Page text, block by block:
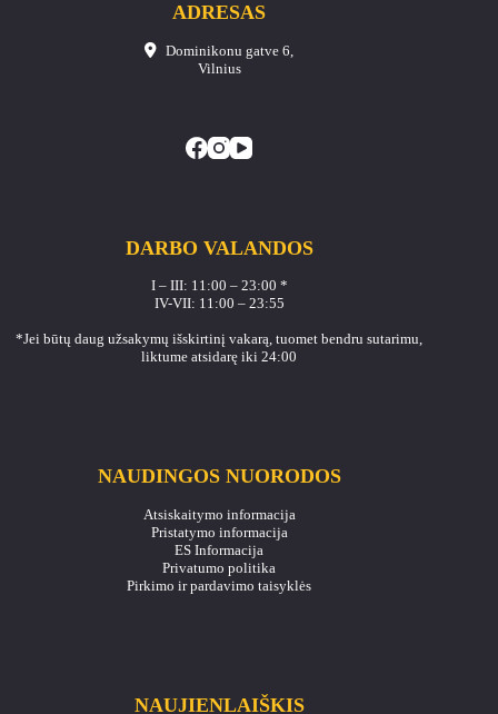
ADRESAS
Dominikonu gatve 6,
Vilnius
DARBO VALANDOS
I – III: 11:00 – 23:00 *
IV-VII: 11:00 – 23:55
*Jei būtų daug užsakymų išskirtinį vakarą, tuomet bendru sutarimu,
liktume atsidarę iki 24:00
NAUDINGOS NUORODOS
Atsiskaitymo informacija
Pristatymo informacija
ES Informacija
Privatumo politika
Pirkimo ir pardavimo taisyklės
NAUJIENLAIŠKIS